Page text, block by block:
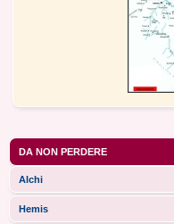
DA NON PERDERE
Alchi
Hemis